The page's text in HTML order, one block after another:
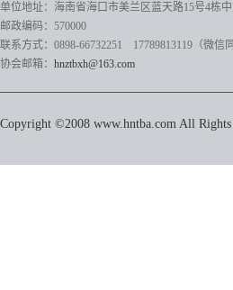
单位地址：海南省海口市美兰区蓝天路15号4栋
邮政编码：570000
联系方式：0898-66732251 17789813119（微信同
协会邮箱： hnztbxh@163.com
Copyright ©2008 www.hntba.com All